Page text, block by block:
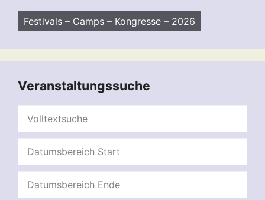
Festivals – Camps – Kongresse – 2026
Veranstaltungssuche